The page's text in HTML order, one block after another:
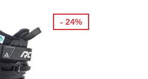
- 24%